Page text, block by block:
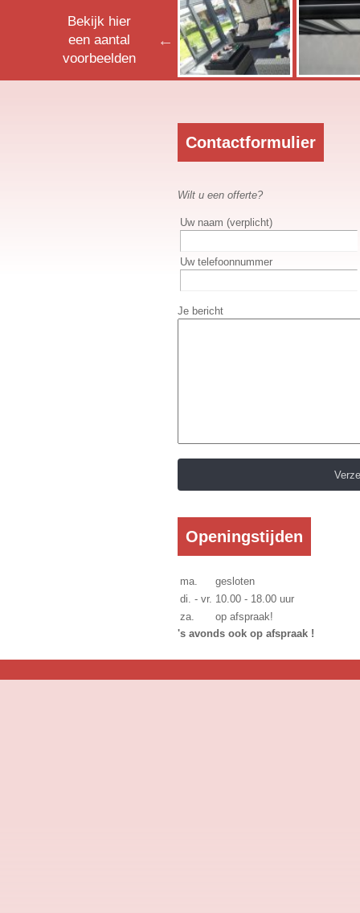
Bekijk hier
een aantal
voorbeelden
Contactformulier
Wilt u een offerte?
Uw naam (verplicht)
Uw telefoonnummer
Je bericht
Openingstijden
ma.
gesloten
di. - vr. 10.00 - 18.00 uur
za.
op afspraak!
's avonds ook op afspraak !